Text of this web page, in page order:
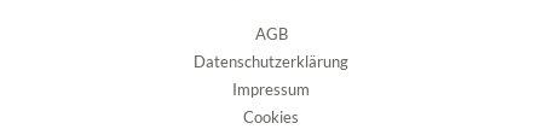
AGB
Datenschutzerklärung
Impressum
Cookies